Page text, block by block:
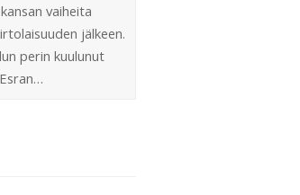
vaiheita
jälkeen.
perin kuulunut